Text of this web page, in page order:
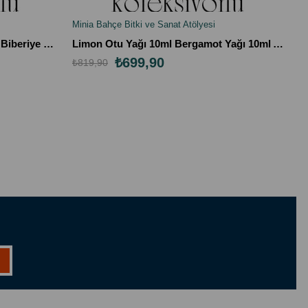
Nane Yağı, Limon Kabuğu Yağı, Biberiye Yağı Seti (%100 Saf, 10ml x 3)
SEPETE EKLE
Minia Bahçe Bitki ve Sanat Atölyesi
Limon Otu Yağı 10ml Bergamot Yağı 10ml Adaçayı Yağı 10ml
₺699,90
₺819,90